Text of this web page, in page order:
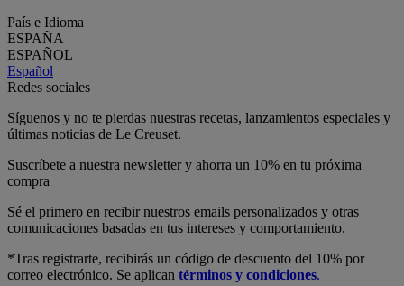
País e Idioma
ESPAÑA
ESPAÑOL
Español
Redes sociales
Síguenos y no te pierdas nuestras recetas, lanzamientos especiales y
últimas noticias de Le Creuset.
Suscríbete a nuestra newsletter y ahorra un 10% en tu próxima
compra
Sé el primero en recibir nuestros emails personalizados y otras
comunicaciones basadas en tus intereses y comportamiento.
*Tras registrarte, recibirás un código de descuento del 10% por
correo electrónico. Se aplican términos y condiciones.